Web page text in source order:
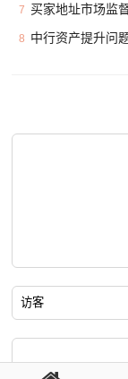
7 买家地址市场监
8 中行资产提升问